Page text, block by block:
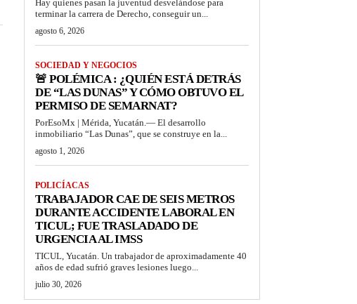
Hay quienes pasan la juventud desvelándose para
terminar la carrera de Derecho, conseguir un...
agosto 6, 2026
SOCIEDAD Y NEGOCIOS
🚨 POLÉMICA : ¿QUIÉN ESTÁ DETRÁS
DE “LAS DUNAS” Y CÓMO OBTUVO EL
PERMISO DE SEMARNAT?
PorEsoMx | Mérida, Yucatán.— El desarrollo
inmobiliario “Las Dunas”, que se construye en la...
agosto 1, 2026
POLICÍACAS
TRABAJADOR CAE DE SEIS METROS
DURANTE ACCIDENTE LABORAL EN
TICUL; FUE TRASLADADO DE
URGENCIA AL IMSS
TICUL, Yucatán. Un trabajador de aproximadamente 40
años de edad sufrió graves lesiones luego...
julio 30, 2026